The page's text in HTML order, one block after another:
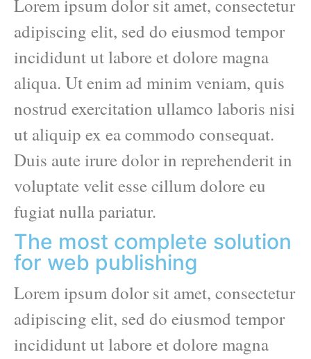
Lorem ipsum dolor sit amet, consectetur
adipiscing elit, sed do eiusmod tempor
incididunt ut labore et dolore magna
aliqua. Ut enim ad minim veniam, quis
nostrud exercitation ullamco laboris nisi
ut aliquip ex ea commodo consequat.
Duis aute irure dolor in reprehenderit in
voluptate velit esse cillum dolore eu
fugiat nulla pariatur.
The most complete solution
for web publishing
Lorem ipsum dolor sit amet, consectetur
adipiscing elit, sed do eiusmod tempor
incididunt ut labore et dolore magna